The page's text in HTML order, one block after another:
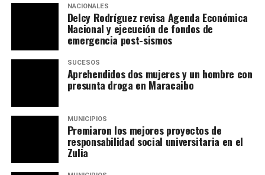
NACIONALES
Delcy Rodríguez revisa Agenda Económica
Nacional y ejecución de fondos de
emergencia post-sismos
SUCESOS
Aprehendidos dos mujeres y un hombre con
presunta droga en Maracaibo
MUNICIPIOS
Premiaron los mejores proyectos de
responsabilidad social universitaria en el
Zulia